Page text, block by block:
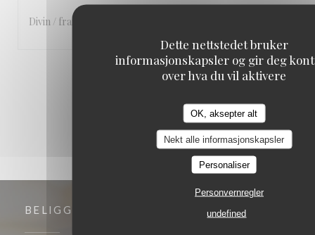
Dette nettstedet bruker
informasjonskapsler og gir deg
over hva du vil aktivere
OK, aksepter alt
Nekt alle informasjonskapsler
Personaliser
Personvernregler
undefined
Divin / frais / succulent — je recommande chaleureusement
1 2 3
BELIGGENHET